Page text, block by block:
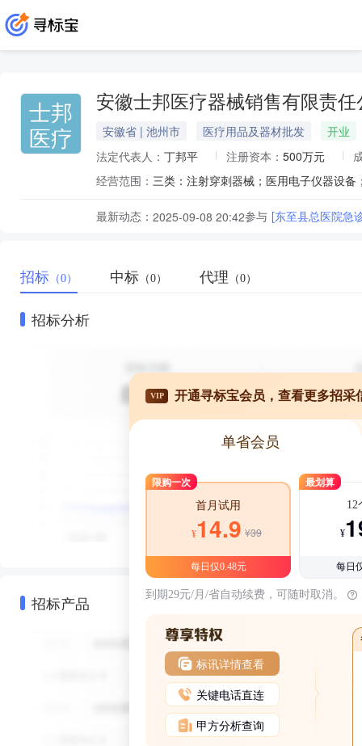
士邦
医疗
安徽士邦医疗器械销售有限责任
安徽省 | 池州市 医疗用品及器材批发
开业
法定代表人： 丁邦平 注册资本： 500万元
经营范围：
最新动态： 2025-09-08 20:42参与 [东至县总医院急
招标 （0） 中标 （0） 代理 （0）
招标分析
招标产品
VIP 开通寻标宝会员，查看更多招采
单省会员
限购一次
首月试用
¥14.9 ¥39
每日仅0.48元
最划算
12
¥
每日
到期29元/月/省自动续费，可随时取消。
标讯详情查看
关键电话直连
甲方分析查询